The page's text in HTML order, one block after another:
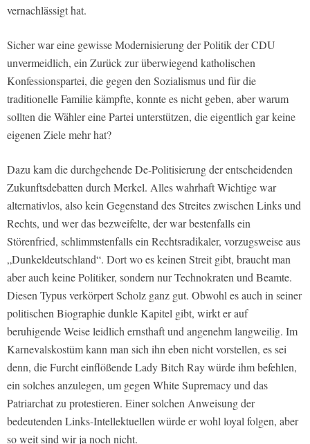
vernachlässigt hat.
Sicher war eine gewisse Modernisierung der Politik der CDU
unvermeidlich, ein Zurück zur überwiegend katholischen
Konfessionspartei, die gegen den Sozialismus und für die
traditionelle Familie kämpfte, konnte es nicht geben, aber warum
sollten die Wähler eine Partei unterstützen, die eigentlich gar keine
eigenen Ziele mehr hat?
Dazu kam die durchgehende De-Politisierung der entscheidenden
Zukunftsdebatten durch Merkel. Alles wahrhaft Wichtige war
alternativlos, also kein Gegenstand des Streites zwischen Links und
Rechts, und wer das bezweifelte, der war bestenfalls ein
Störenfried, schlimmstenfalls ein Rechtsradikaler, vorzugsweise aus
„Dunkeldeutschland“. Dort wo es keinen Streit gibt, braucht man
aber auch keine Politiker, sondern nur Technokraten und Beamte.
Diesen Typus verkörpert Scholz ganz gut. Obwohl es auch in seiner
politischen Biographie dunkle Kapitel gibt, wirkt er auf
beruhigende Weise leidlich ernsthaft und angenehm langweilig. Im
Karnevalskostüm kann man sich ihn eben nicht vorstellen, es sei
denn, die Furcht einflößende Lady Bitch Ray würde ihm befehlen,
ein solches anzulegen, um gegen White Supremacy und das
Patriarchat zu protestieren. Einer solchen Anweisung der
bedeutenden Links-Intellektuellen würde er wohl loyal folgen, aber
so weit sind wir ja noch nicht.